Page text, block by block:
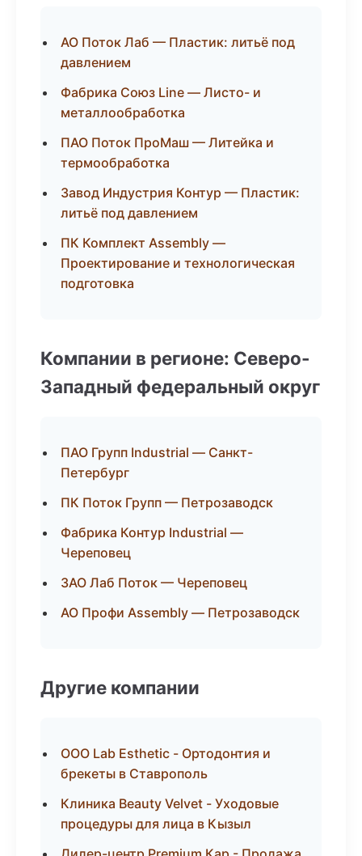
АО Поток Лаб — Пластик: литьё под
давлением
Фабрика Союз Line — Листо- и
металлообработка
ПАО Поток ПроМаш — Литейка и
термообработка
Завод Индустрия Контур — Пластик:
литьё под давлением
ПК Комплект Assembly —
Проектирование и технологическая
подготовка
Компании в регионе: Северо-
Западный федеральный округ
ПАО Групп Industrial — Санкт-
Петербург
ПК Поток Групп — Петрозаводск
Фабрика Контур Industrial —
Череповец
ЗАО Лаб Поток — Череповец
АО Профи Assembly — Петрозаводск
Другие компании
ООО Lab Esthetic - Ортодонтия и
брекеты в Ставрополь
Клиника Beauty Velvet - Уходовые
процедуры для лица в Кызыл